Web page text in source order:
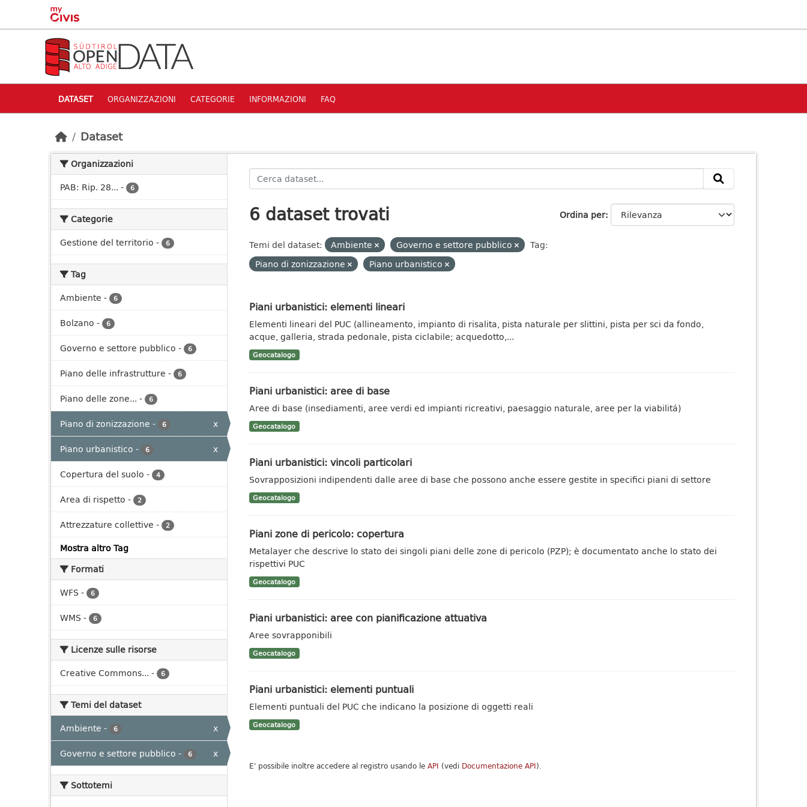
Skip to main content
DATASET ORGANIZZAZIONI CATEGORIE INFORMAZIONI FAQ
Dataset
Organizzazioni
PAB: Rip. 28... - 6
Categorie
Gestione del territorio - 6
Tag
Ambiente - 6
Bolzano - 6
Governo e settore pubblico - 6
Piano delle infrastrutture - 6
Piano delle zone... - 6
Piano di zonizzazione - 6
x
Piano urbanistico - 6
x
Copertura del suolo - 4
Area di rispetto - 2
Attrezzature collettive - 2
Mostra altro Tag
Formati
WFS - 6
WMS - 6
Licenze sulle risorse
Creative Commons... - 6
Temi del dataset
Ambiente - 6
x
Governo e settore pubblico - 6 x
Sottotemi
Ordina per
6 dataset trovati
Temi del dataset: Ambiente Governo e settore pubblico
Tag:
Piano di zonizzazione
Piano urbanistico
Piani urbanistici: elementi lineari
Elementi lineari del PUC (allineamento, impianto di risalita, pista naturale per slittini, pista per sci da fondo,
acque, galleria, strada pedonale, pista ciclabile; acquedotto,...
Geocatalogo
Piani urbanistici: aree di base
Aree di base (insediamenti, aree verdi ed impianti ricreativi, paesaggio naturale, aree per la viabilitá)
Geocatalogo
Piani urbanistici: vincoli particolari
Sovrapposizioni indipendenti dalle aree di base che possono anche essere gestite in specifici piani di settore
Geocatalogo
Piani zone di pericolo: copertura
Metalayer che descrive lo stato dei singoli piani delle zone di pericolo (PZP); è documentato anche lo stato dei
rispettivi PUC
Geocatalogo
Piani urbanistici: aree con pianificazione attuativa
Aree sovrapponibili
Geocatalogo
Piani urbanistici: elementi puntuali
Elementi puntuali del PUC che indicano la posizione di oggetti reali
Geocatalogo
E' possibile inoltre accedere al registro usando le API (vedi Documentazione API).